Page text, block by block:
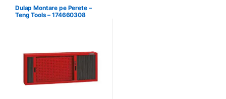
Dulap Montare pe Perete –
Teng Tools – 174660308